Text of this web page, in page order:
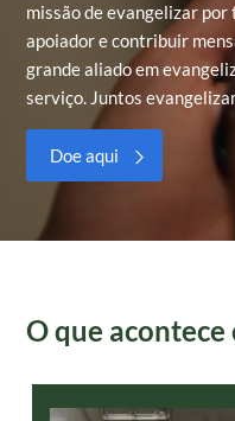
missão de evangelizar por
apoiador e contribuir
grande aliado em
serviço. Juntos
Doe aqui
O que acontece